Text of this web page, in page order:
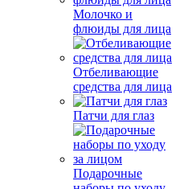
Молочко и
флюиды для лица
Отбеливающие
средства для лица
Патчи для глаз
Подарочные